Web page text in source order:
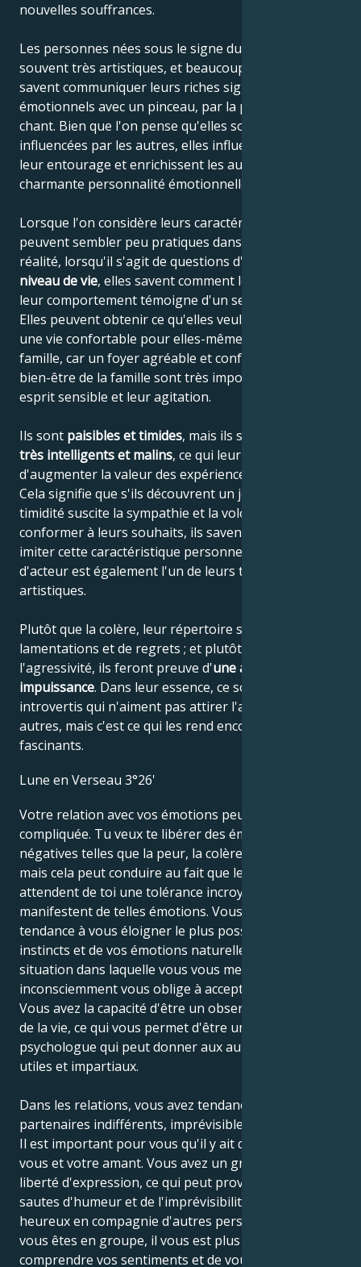
nouvelles souffrances.
Les personnes nées sous le signe du Cancer sont
souvent très artistiques, et beaucoup d'entre elles
savent communiquer leurs riches signaux
émotionnels avec un pinceau, par la parole ou par le
chant. Bien que l'on pense qu'elles sont facilement
influencées par les autres, elles influencent en fait
leur entourage et enrichissent les autres de leur
charmante personnalité émotionnelle.
Lorsque l'on considère leurs caractéristiques, elles
peuvent sembler peu pratiques dans la vie, mais en
réalité, lorsqu'il s'agit de questions d'argent et de
niveau de vie, elles savent comment les assurer, et
leur comportement témoigne d'un sens de la réalité.
Elles peuvent obtenir ce qu'elles veulent et s'assurer
une vie confortable pour elles-mêmes et pour leur
famille, car un foyer agréable et confortable et le
bien-être de la famille sont très importants pour leur
esprit sensible et leur agitation.
Ils sont paisibles et timides, mais ils sont également
très intelligents et malins, ce qui leur permet
d'augmenter la valeur des expériences accumulées.
Cela signifie que s'ils découvrent un jour que leur
timidité suscite la sympathie et la volonté de se
conformer à leurs souhaits, ils savent comment
imiter cette caractéristique personnelle, car le jeu
d'acteur est également l'un de leurs talents
artistiques.
Plutôt que la colère, leur répertoire se compose de
lamentations et de regrets ; et plutôt que de
l'agressivité, ils feront preuve d'une agréable
impuissance. Dans leur essence, ce sont des
introvertis qui n'aiment pas attirer l'attention des
autres, mais c'est ce qui les rend encore plus
fascinants.
Lune en Verseau 3°26'
Votre relation avec vos émotions peut être
compliquée. Tu veux te libérer des émotions
négatives telles que la peur, la colère et la jalousie,
mais cela peut conduire au fait que les autres
attendent de toi une tolérance incroyable lorsqu'ils
manifestent de telles émotions. Vous avez peut-être
tendance à vous éloigner le plus possible de vos
instincts et de vos émotions naturelles, mais la
situation dans laquelle vous vous mettez
inconsciemment vous oblige à accepter la réalité.
Vous avez la capacité d'être un observateur impartial
de la vie, ce qui vous permet d'être un bon
psychologue qui peut donner aux autres des conseils
utiles et impartiaux.
Dans les relations, vous avez tendance à attirer des
partenaires indifférents, imprévisibles ou sans égal.
Il est important pour vous qu'il y ait de l'amitié entre
vous et votre amant. Vous avez un grand besoin de
liberté d'expression, ce qui peut provoquer des
sautes d'humeur et de l'imprévisibilité. Vous êtes
heureux en compagnie d'autres personnes. Lorsque
vous êtes en groupe, il vous est plus facile de
comprendre vos sentiments et de vous débarrasser